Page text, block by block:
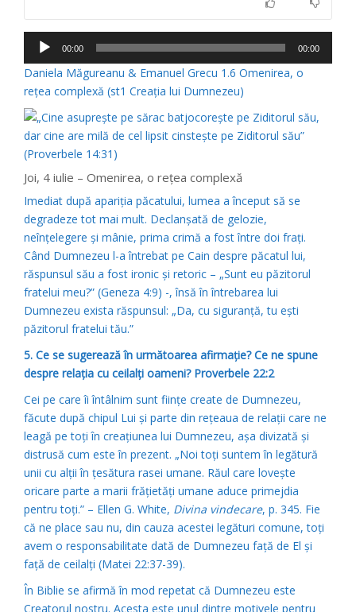
Player
audio
00:00 00:00
Daniela Măgureanu & Emanuel Grecu 1.6 Omenirea, o
reţea complexă (st1 Creaţia lui Dumnezeu)
Joi, 4 iulie – Omenirea, o reţea complexă
Imediat după apariţia păcatului, lumea a început să se
degradeze tot mai mult. Declanşată de gelozie,
neînţelegere şi mânie, prima crimă a fost între doi fraţi.
Când Dumnezeu l-a întrebat pe Cain despre păcatul lui,
răspunsul său a fost ironic şi retoric – „Sunt eu păzitorul
fratelui meu?” (Geneza 4:9) -, însă în întrebarea lui
Dumnezeu exista răspunsul: „Da, cu siguranţă, tu eşti
păzitorul fratelui tău.”
5. Ce se sugerează în următoarea afirmaţie? Ce ne spune
despre relaţia cu ceilalţi oameni? Proverbele 22:2
Cei pe care îi întâlnim sunt fiinţe create de Dumnezeu,
făcute după chipul Lui şi parte din reţeaua de relaţii care ne
leagă pe toţi în creaţiunea lui Dumnezeu, aşa divizată şi
distrusă cum este în prezent. „Noi toţi suntem în legătură
unii cu alţii în ţesătura rasei umane. Răul care loveşte
oricare parte a marii frăţietăţi umane aduce primejdia
pentru toţi.” – Ellen G. White, Divina vindecare, p. 345. Fie
că ne place sau nu, din cauza acestei legături comune, toţi
avem o responsabilitate dată de Dumnezeu faţă de El şi
faţă de ceilalţi (Matei 22:37-39).
În Biblie se afirmă în mod repetat că Dumnezeu este
Creatorul nostru. Acesta este unul dintre motivele pentru